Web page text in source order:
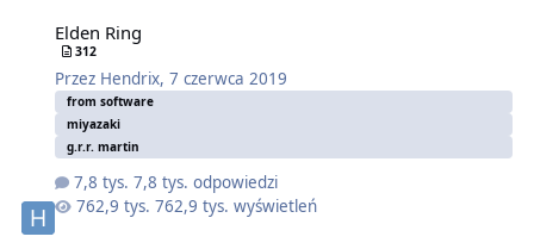
Elden Ring
312
Przez Hendrix, 7 czerwca 2019
from software
miyazaki
g.r.r. martin
7,8 tys. odpowiedzi
762,9 tys. wyświetleń